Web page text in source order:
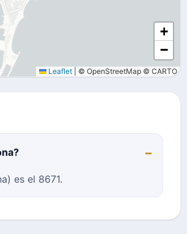
+
−
Leaflet © OpenStreetMap © CARTO
es el 8671.